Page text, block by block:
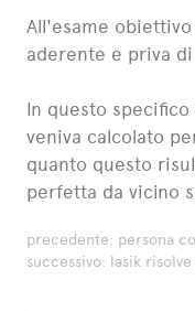
All'esame
aderente e priva
In questo
veniva calcolato
quanto questo
perfetta da vicino
precedente: persona
successivo: lasik